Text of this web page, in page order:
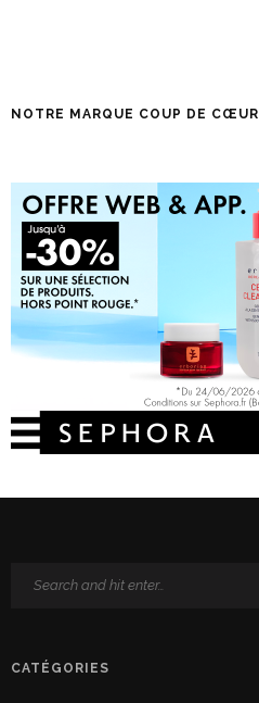
NOTRE MARQUE COUP DE CŒUR
CATÉGORIES